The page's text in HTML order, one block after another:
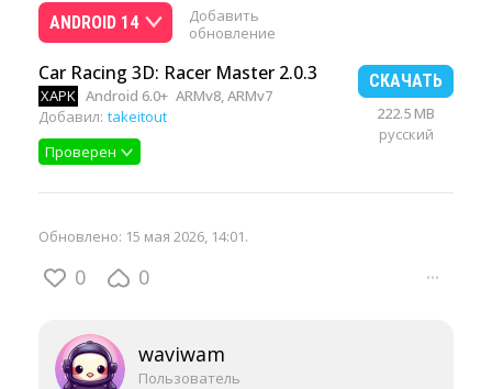
ANDROID 14
Добавить
обновление
Car Racing 3D: Racer Master 2.0.3
XAPK Android 6.0+ ARMv8, ARMv7
Добавил: takeitout
Проверен
СКАЧАТЬ
222.5 MB
русский
Обновлено: 15 мая 2026, 14:01.
0 0 ···
waviwam
Пользователь